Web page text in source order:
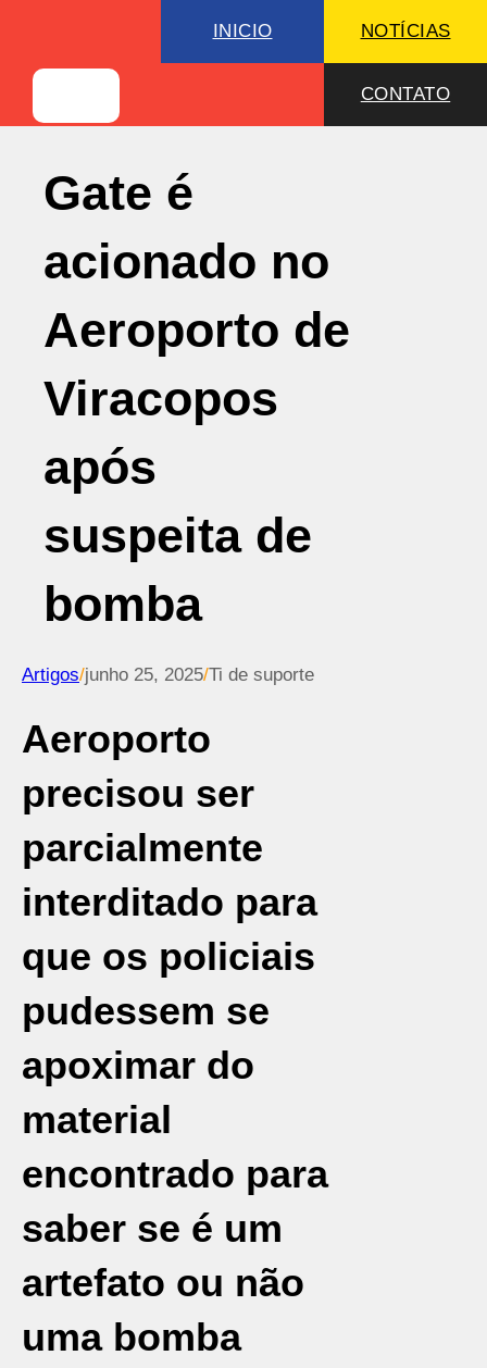
INICIO NOTÍCIAS
CONTATO
Gate é
acionado no
Aeroporto de
Viracopos
após
suspeita de
bomba
Artigos/junho 25, 2025/Ti de suporte
Aeroporto
precisou ser
parcialmente
interditado para
que os policiais
pudessem se
apoximar do
material
encontrado para
saber se é um
artefato ou não
uma bomba